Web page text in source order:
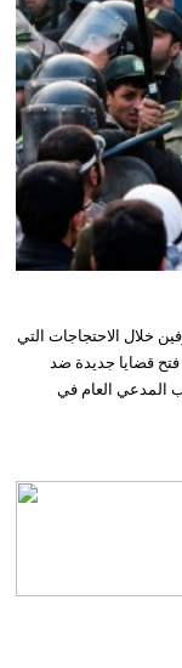
خلال الاحتجاجات التي
فتح قضايا جديدة ضد
المدعي العام في